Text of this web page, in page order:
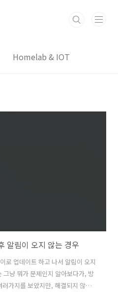
Homelab & IOT
알림이 오지 않는 경우
로 업데이트 하고 나서 알림이 오지
냥 뭐가 문제인지 알아보다가, 방
가지를 보았지만, 해결되지 않았